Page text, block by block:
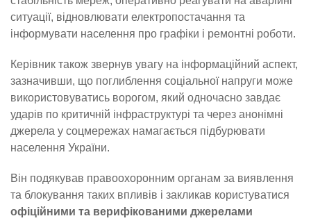
ситуації, відновлювати електропостачання та
інформувати населення про графіки і ремонтні роботи.
Керівник також звернув увагу на інформаційний аспект,
зазначивши, що поглиблення соціальної напруги може
використовуватись ворогом, який одночасно завдає
ударів по критичній інфраструктурі та через анонімні
джерела у соцмережах намагається підбурювати
населення України.
Він подякував правоохоронним органам за виявлення
та блокування таких впливів і закликав користуватися
офіційними та верифікованими джерелами